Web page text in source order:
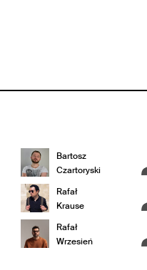
Bartosz
Czartoryski
Rafał
Krause
Rafał
Wrzesień